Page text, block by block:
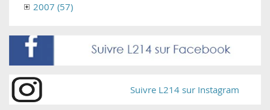
2007 (57)
Suivre L214 sur Instagram